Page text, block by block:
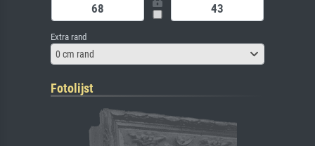
Extra rand
0 cm rand
Fotolijst